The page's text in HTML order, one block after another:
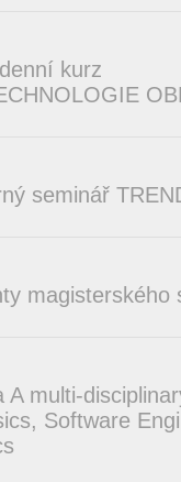
kurz
seminář
magisterského
A multi-
Software